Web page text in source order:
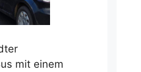
mit einem